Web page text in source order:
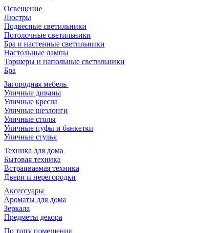
Освещение
Люстры
Подвесные светильники
Потолочные светильники
Бра и настенные светильники
Настольные лампы
Торшеры и напольные светильники
Бра
Загородная мебель
Уличные диваны
Уличные кресла
Уличные шезлонги
Уличные столы
Уличные пуфы и банкетки
Уличные стулья
Техника для дома
Бытовая техника
Встраиваемая техника
Двери и перегородки
Аксессуары
Ароматы для дома
Зеркала
Предметы декора
По типу помещения